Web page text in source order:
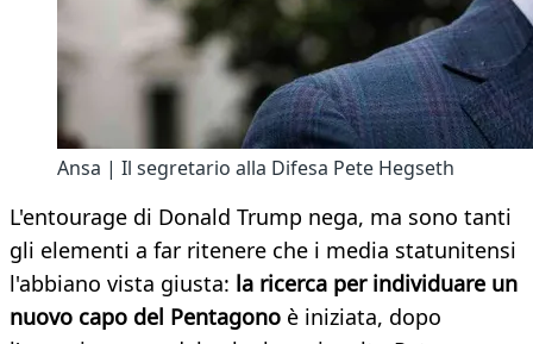
Ansa | Il segretario alla Difesa Pete Hegseth
L'entourage di Donald Trump nega, ma sono tanti
gli elementi a far ritenere che i media statunitensi
l'abbiano vista giusta: la ricerca per individuare un
nuovo capo del Pentagono è iniziata, dopo